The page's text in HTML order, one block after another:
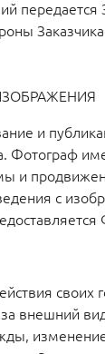
передается
и
с
внешний